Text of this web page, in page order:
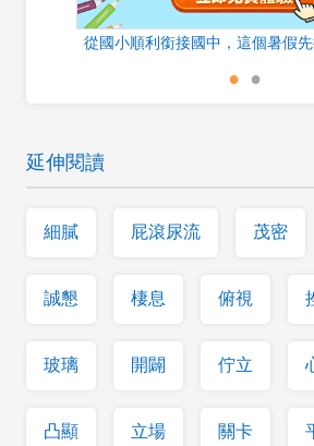
從國小順利銜接國中，這個暑假先
延伸閱讀
細膩 屁滾尿流 茂密
誠懇 棲息 俯視
玻璃 開闢 佇立
凸顯 立場 關卡